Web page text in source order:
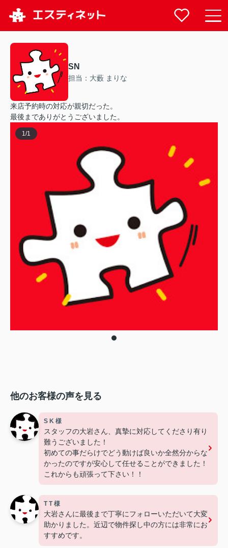
SN
担当：大藪 まりな
来店予約時の対応が親切だった。
最後までありがとうございました。
1 /1
他のお客様の声を見る
S K 様
スタッフの大岩さん、真摯に対応してくださり有り
難うございました！
初めての事だらけでどう動けば良いか全然分からな
かったのですが安心して任せることができました！
これからも頑張って下さい！！
T T 様
大岩さんに最後まで丁寧にフォローいただいて大変
助かりました。近辺で物件探し中の方には非常にお
すすめです。